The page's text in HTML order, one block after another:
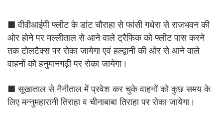
■ वीवीआईपी फ्लीट के डांट चौराहा से फांसी गधेरा से राजभवन की
ओर होने पर मल्लीताल से आने वाले ट्रैफिक को फ्लीट पास करने
तक टोलटैक्स पर रोका जायेगा एवं हल्द्वानी की ओर से आने वाले
वाहनों को हनुमानगढ़ी पर रोका जायेगा।
■ सूखाताल से नैनीताल में प्रवेश कर चुके वाहनों को कुछ समय के
लिए मन्नुमहारानी तिराहा व चीनाबाबा तिराहा पर रोका जायेगा।